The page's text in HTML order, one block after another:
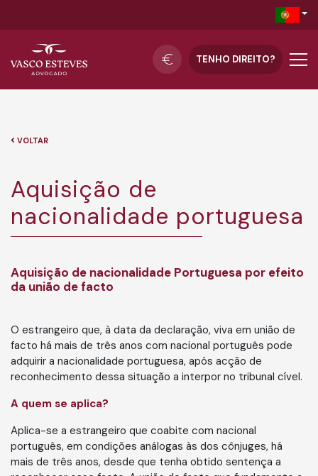
TENHO DIREITO?
VOLTAR
Aquisição de
nacionalidade portuguesa
Aquisição de nacionalidade Portuguesa por efeito
da união de facto
O estrangeiro que, à data da declaração, viva em união de
facto há mais de três anos com nacional português pode
adquirir a nacionalidade portuguesa, após acção de
reconhecimento dessa situação a interpor no tribunal cível.
A quem se aplica?
Aplica-se a estrangeiro que coabite com nacional
português, em condições análogas às dos cônjuges, há
mais de três anos, desde que tenha obtido sentença a